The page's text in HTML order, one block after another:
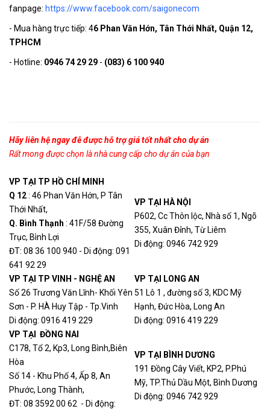
fanpage: https://www.facebook.com/saigonecom
- Mua hàng trực tiếp: 46 Phan Văn Hớn, Tân Thới Nhất, Quận 12,
TPHCM
- Hotline: 0946 74 29 29 - (083) 6 100 940
Hãy liên hệ ngay đễ được hỗ trợ giá tốt nhất cho dự án
Rất mong được chọn là nhà cung cấp cho dự án của bạn
VP TẠI TP HỒ CHÍ MINH
Q 12: 46 Phan Văn Hớn, P Tân
Thới Nhất,
Q. Bình Thạn h : 41F/58 Đường
Trục, Bình Lợi
ĐT: 08 36 100 940 - Di động: 091
641 92 29
VP TẠI HÀ NỘI
P602, Cc Thôn lộc, Nhà số 1, Ngõ
355, Xuân Đỉnh, Từ Liêm
Di động: 0946 742 929
VP TẠI TP VINH - NGHỆ AN
Số 26 Trương Văn Lĩnh- Khối Yên
Sơn - P. HÀ Huy Tập - Tp.Vinh
Di động: 0916 419 229
VP TẠI LONG AN
51 Lô 1 , đường số 3, KDC Mỹ
Hạnh, Đức Hòa, Long An
Di động: 0916 419 229
VP TẠI ĐỒNG NAI
C178, Tổ 2, Kp3, Long Bình,Biên
Hòa
Số 14 - Khu Phố 4, Ấp 8, An
Phước, Long Thành,
ĐT: 08 3592 00 62 - Di động:
VP TẠI BÌNH DƯƠNG
191 Đồng Cây Viết, KP2, P.Phú
Mỹ, TP.Thủ Dầu Một, Bình Dương
Di động: 0946 742 929